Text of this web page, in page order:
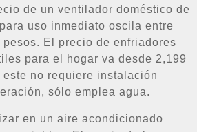
de un ventilador doméstico de
uso inmediato oscila entre
pesos. El precio de enfriadores
para el hogar va desde 2,199
este no requiere instalación
sólo emplea agua.
en un aire acondicionado